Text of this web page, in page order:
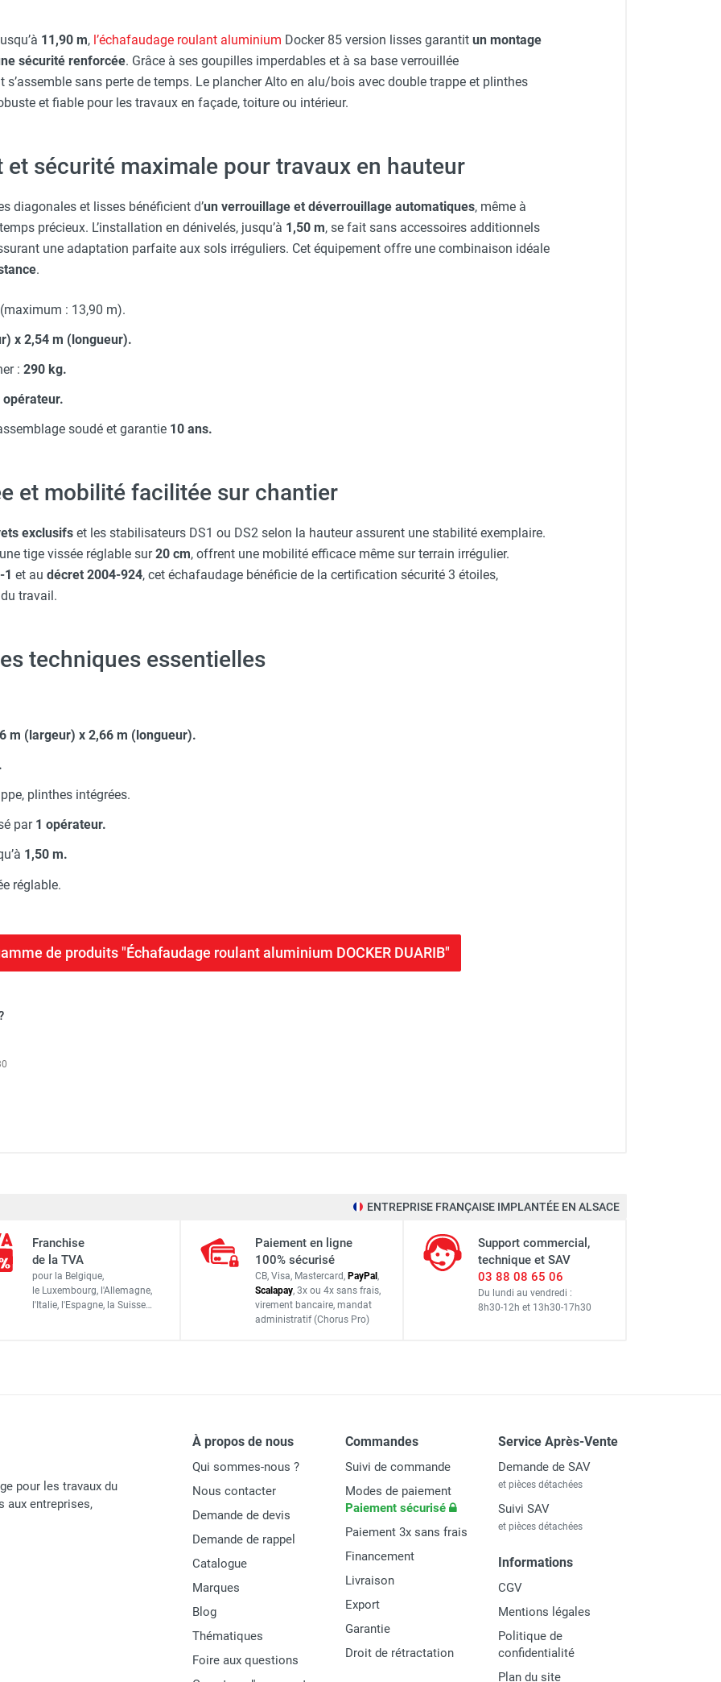
11,90 m, l’échafaudage roulant aluminium Docker 85 version lisses garantit un montage
sécurité renforcée. Grâce à ses goupilles imperdables et à sa base verrouillée
sans perte de temps. Le plancher Alto en alu/bois avec double trappe et plinthes
et fiable pour les travaux en façade, toiture ou intérieur.
sécurité maximale pour travaux en hauteur
diagonales et lisses bénéficient d’un verrouillage et déverrouillage automatiques, même à
précieux. L’installation en dénivelés, jusqu’à 1,50 m, se fait sans accessoires additionnels
une adaptation parfaite aux sols irréguliers. Cet équipement offre une combinaison idéale
.
(maximum : 13,90 m).
x 2,54 m (longueur).
: 290 kg.
opérateur.
soudé et garantie 10 ans.
et mobilité facilitée sur chantier
exclusifs et les stabilisateurs DS1 ou DS2 selon la hauteur assurent une stabilité exemplaire.
tige vissée réglable sur20 cm, offrent une mobilité efficace même sur terrain irrégulier.
1 et au décret 2004-924, cet échafaudage bénéficie de la certification sécurité 3 étoiles,
travail.
techniques essentielles
m (largeur) x 2,66 m (longueur).
plinthes intégrées.
par 1 opérateur.
1,50 m.
réglable.
de produits "Échafaudage roulant aluminium DOCKER DUARIB"
0,85 m
Longueur : 2,66 m
Largeur : 0,96 m
DOCKER 85 version garde-corps EXMDS - Hauteur de travail : 8,90 m - DUARIB
DOCKER 85 version garde-corps EXMDS - Hauteur de travail : 5,90 m - DUARIB
DOCKER 150 version garde-corps EXMDS - Hauteur de travail : 10,90 m - DUARIB
ENTREPRISE FRANÇAISE IMPLANTÉE EN ALSACE
Franchise
de la TVA
pour la Belgique,
le Luxembourg, l'Allemagne,
l'Italie, l'Espagne, la Suisse…
Paiement en ligne
100% sécurisé
CB, Visa, Mastercard, PayPal,
Scalapay, 3x ou 4x sans frais,
virement bancaire, mandat
administratif (Chorus Pro)
Support commercial,
technique et SAV
03 88 08 65 06
Du lundi au vendredi :
8h30-12h et 13h30-17h30
pour les travaux du
aux entreprises,
À propos de nous
Qui sommes-nous ?
Nous contacter
Demande de devis
Demande de rappel
Catalogue
Marques
Blog
Thématiques
Foire aux questions
Commandes
Suivi de commande
Modes de paiement
Paiement sécurisé
Paiement 3x sans frais
Financement
Livraison
Export
Garantie
Droit de rétractation
Service Après-Vente
Demande de SAV
et pièces détachées
Suivi SAV
et pièces détachées
Informations
CGV
Mentions légales
Politique de
confidentialité
Plan du site